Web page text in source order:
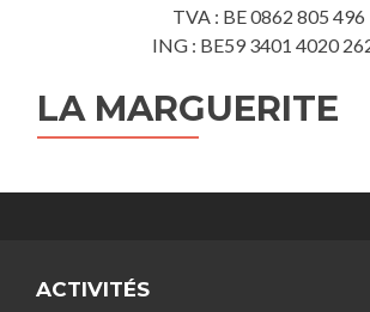
TVA : BE 0862 805 496
ING : BE59 3401 4020
LA MARGUERITE
ACTIVITÉS